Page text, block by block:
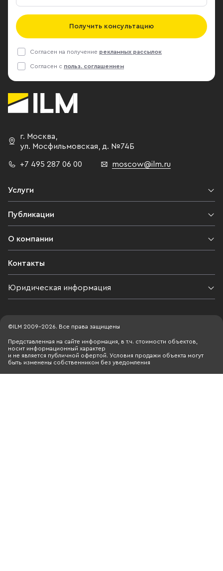
Получить консультацию
Согласен на получение рекламных рассылок
Согласен с польз. соглашением
г. Москва,
ул. Мосфильмовская, д. №74Б
+7 495 287 06 00 moscow@ilm.ru
Услуги
Публикации
О компании
Контакты
Юридическая информация
©ILM 2009-2026. Все права защищены
Представленная на сайте информация, в т.ч. стоимости объектов,
носит информационный характер
и не является публичной офертой. Условия продажи объекта могут
быть изменены собственником без уведомления